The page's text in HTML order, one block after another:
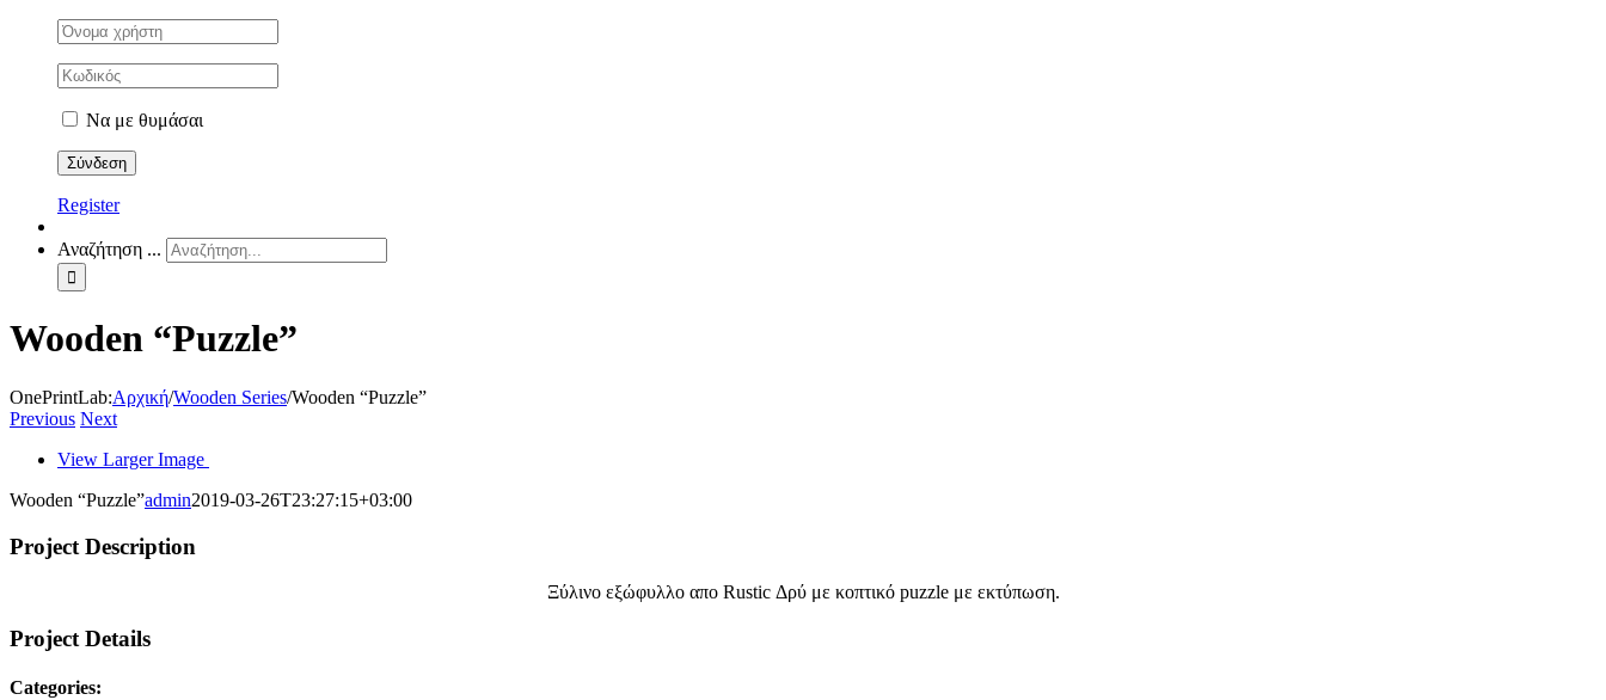
Να με θυμάσαι
Register
Αναζήτηση ...
Wooden “Puzzle”
OnePrintLab:Αρχική/Wooden Series/Wooden “Puzzle”
Previous Next
View Larger Image
Wooden “Puzzle”admin2019-03-26T23:27:15+03:00
Project Description
Ξύλινο εξώφυλλο απο Rustic Δρύ με κοπτικό puzzle με εκτύπωση.
Project Details
Categories: